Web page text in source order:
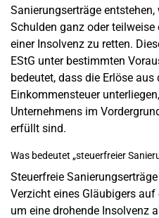
Sanierungserträge
Schulden ganz oder teilweise
einer Insolvenz zu retten.
EStG unter bestimmten
bedeutet, dass die Erlöse
Einkommensteuer
Unternehmens im
erfüllt sind.
Was bedeutet „steuerfreier
Steuerfreie
Verzicht eines Gläubigers
um eine drohende Insolvenz